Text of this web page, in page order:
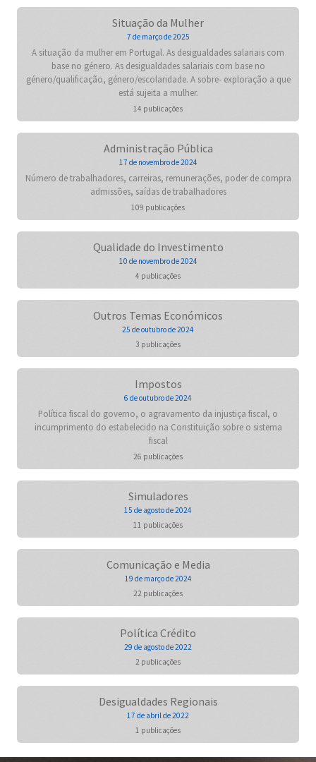
Situação da Mulher
7 de março de 2025
A situação da mulher em Portugal. As desigualdades salariais com
base no género. As desigualdades salariais com base no
género/qualificação, género/escolaridade. A sobre- exploração a que
está sujeita a mulher.
14 publicações
Administração Pública
17 de novembro de 2024
Número de trabalhadores, carreiras, remunerações, poder de compra
admissões, saídas de trabalhadores
109 publicações
Qualidade do Investimento
10 de novembro de 2024
4 publicações
Outros Temas Económicos
25 de outubro de 2024
3 publicações
Impostos
6 de outubro de 2024
Política fiscal do governo, o agravamento da injustiça fiscal, o
incumprimento do estabelecido na Constituição sobre o sistema
fiscal
26 publicações
Simuladores
15 de agosto de 2024
11 publicações
Comunicação e Media
19 de março de 2024
22 publicações
Política Crédito
29 de agosto de 2022
2 publicações
Desigualdades Regionais
17 de abril de 2022
1 publicações